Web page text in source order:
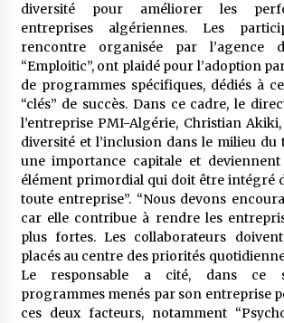
Le monstrueux vieillard (Un récit du Sud
algérien)
5 ans ago
Rencontre nocturne dans le désert
touareg)
5 ans ago
Un conte targui/ Quand la
5 ans ago
Tradition orale/ D’où
quoi servent-ils?
5 ans ago
diversité pour améliorer les
entreprises algériennes. Les
rencontre organisée par l’agence
“Emploitic”, ont plaidé pour l’adoption
de programmes spécifiques, dédiés à
“clés” de succès. Dans ce cadre, le
l’entreprise PMI-Algérie, Christian
diversité et l’inclusion dans le milieu du
une importance capitale et
élément primordial qui doit être intégré
toute entreprise”. “Nous devons
car elle contribue à rendre les
plus fortes. Les collaborateurs
placés au centre des priorités
Le responsable a cité, dans ce
programmes menés par son entreprise
ces deux facteurs, notamment